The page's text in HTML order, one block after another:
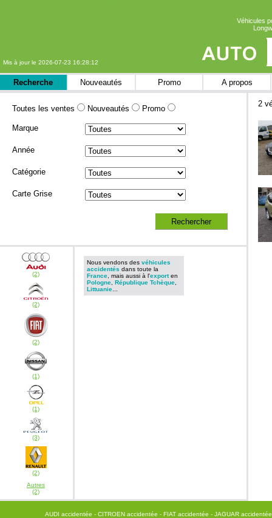
Véhicules
Mis à jour le 2026-07-23 16:28:12
Recherche Nouveautés Promo A propos
Toutes les ventes Nouveautés Promo
Marque
Année
Catégorie
Carte Grise
(2)
(2)
(2)
(1)
(1)
(3)
(2)
Autres
(2)
Nous vendons des véhicules
accidentés dans toute la
France , mais aussi à l'exporten
Pologne République Tchèque
Littuanie
2
AUDI accidentée - CITROEN accidentée - FIAT accidentée - JAGUAR